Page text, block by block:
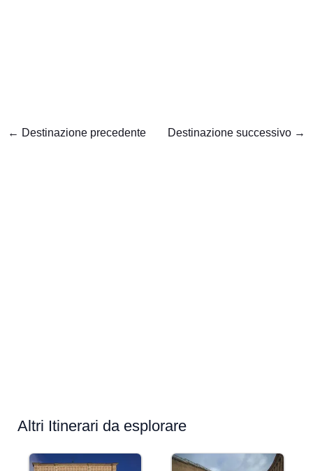
← Destinazione precedente Destinazione successivo →
Altri Itinerari da esplorare